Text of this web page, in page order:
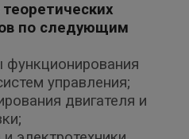
по следующим
функционирования
управления;
двигателя и